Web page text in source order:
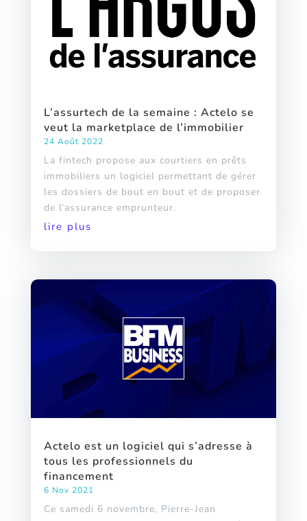
L’assurtech de la semaine : Actelo se
veut la marketplace de l’immobilier
24 Août 2022
La fintech propose aux courtiers en prêts
immobiliers un logiciel permettant de gérer
les dossiers de bout en bout et de proposer
de l’assurance emprunteur.
lire plus
Actelo est un logiciel qui s’adresse à
tous les professionnels du
financement
6 Nov 2021
Ce samedi 6 novembre, Pierre-Jean